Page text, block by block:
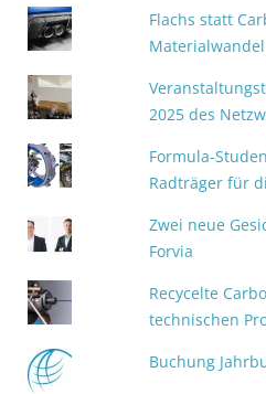
Flachs statt
2025 des
Formula-
Radträger für
Zwei neue
Forvia
Recycelte
technischen
Buchung